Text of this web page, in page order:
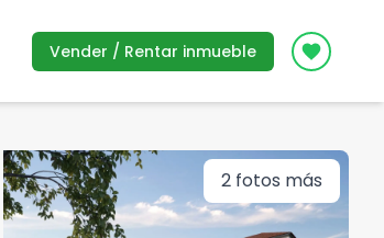
Vender / Rentar inmueble Icon
2 fotos más